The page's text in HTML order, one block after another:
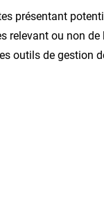
présentant
relevant ou non
outils de gestion